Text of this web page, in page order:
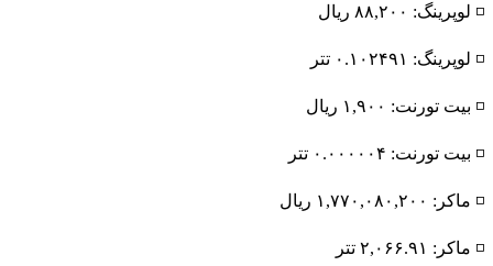
◽️ لوپرینگ: ۸۸,۲۰۰ ریال
◽️ لوپرینگ: ۰.۱۰۲۴۹۱ تتر
◽️ بیت تورنت: ۱,۹۰۰ ریال
◽️ بیت تورنت: ۰.۰۰۰۰۰۴ تتر
◽️ ماکر: ۱,۷۷۰,۰۸۰,۲۰۰ ریال
◽️ ماکر: ۲,۰۶۶.۹۱ تتر